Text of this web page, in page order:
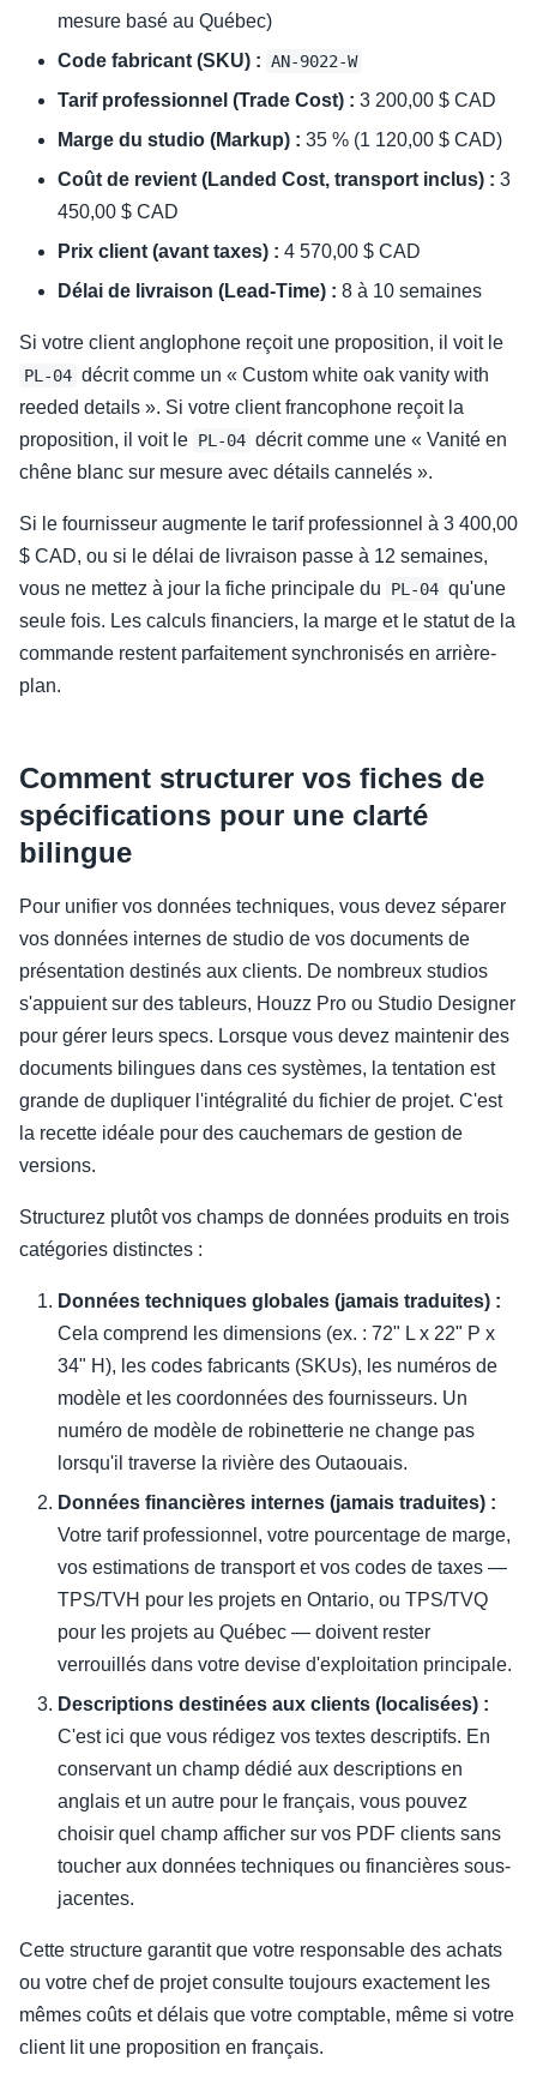
mesure basé au Québec)
Code fabricant (SKU) : AN-9022-W
Tarif professionnel (Trade Cost) : 3 200,00 $ CAD
Marge du studio (Markup) : 35 % (1 120,00 $ CAD)
Coût de revient (Landed Cost, transport inclus) : 3
450,00 $ CAD
Prix client (avant taxes) : 4 570,00 $ CAD
Délai de livraison (Lead-Time) : 8 à 10 semaines
Si votre client anglophone reçoit une proposition, il voit le
PL-04 décrit comme un « Custom white oak vanity with
reeded details ». Si votre client francophone reçoit la
proposition, il voit le PL-04 décrit comme une « Vanité en
chêne blanc sur mesure avec détails cannelés ».
Si le fournisseur augmente le tarif professionnel à 3 400,00
$ CAD, ou si le délai de livraison passe à 12 semaines,
vous ne mettez à jour la fiche principale du
PL-04 qu'une
seule fois. Les calculs financiers, la marge et le statut de la
commande restent parfaitement synchronisés en arrière-
plan.
Comment structurer vos fiches de
spécifications pour une clarté
bilingue
Pour unifier vos données techniques, vous devez séparer
vos données internes de studio de vos documents de
présentation destinés aux clients. De nombreux studios
s'appuient sur des tableurs, Houzz Pro ou Studio Designer
pour gérer leurs specs. Lorsque vous devez maintenir des
documents bilingues dans ces systèmes, la tentation est
grande de dupliquer l'intégralité du fichier de projet. C'est
la recette idéale pour des cauchemars de gestion de
versions.
Structurez plutôt vos champs de données produits en trois
catégories distinctes :
Données techniques globales (jamais traduites) :
Cela comprend les dimensions (ex. : 72" L x 22" P x
34" H), les codes fabricants (SKUs), les numéros de
modèle et les coordonnées des fournisseurs. Un
numéro de modèle de robinetterie ne change pas
lorsqu'il traverse la rivière des Outaouais.
Données financières internes (jamais traduites) :
Votre tarif professionnel, votre pourcentage de marge,
vos estimations de transport et vos codes de taxes —
TPS/TVH pour les projets en Ontario, ou TPS/TVQ
pour les projets au Québec — doivent rester
verrouillés dans votre devise d'exploitation principale.
Descriptions destinées aux clients (localisées) :
C'est ici que vous rédigez vos textes descriptifs. En
conservant un champ dédié aux descriptions en
anglais et un autre pour le français, vous pouvez
choisir quel champ afficher sur vos PDF clients sans
toucher aux données techniques ou financières sous-
jacentes.
Cette structure garantit que votre responsable des achats
ou votre chef de projet consulte toujours exactement les
mêmes coûts et délais que votre comptable, même si votre
client lit une proposition en français.